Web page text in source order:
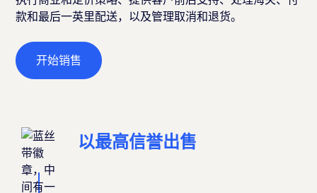
款和最后一英里配送，以及管理取消和退货。
开始销售
以最高信誉出售